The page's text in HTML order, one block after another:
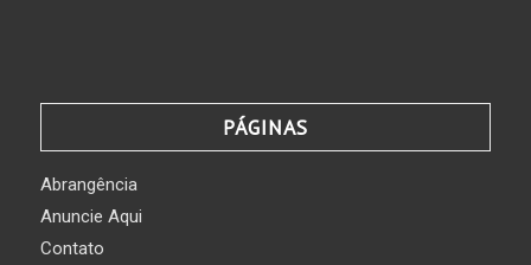
PÁGINAS
Abrangência
Anuncie Aqui
Contato